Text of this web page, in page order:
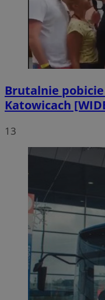
Brutalnie
Katowicach
13